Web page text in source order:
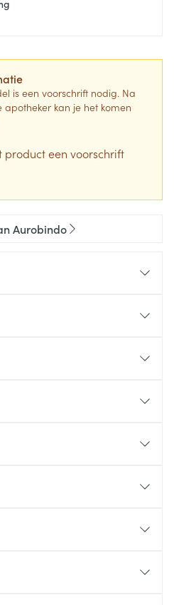
is een voorschrift nodig. Na
kan je het komen
product een voorschrift
Aurobindo